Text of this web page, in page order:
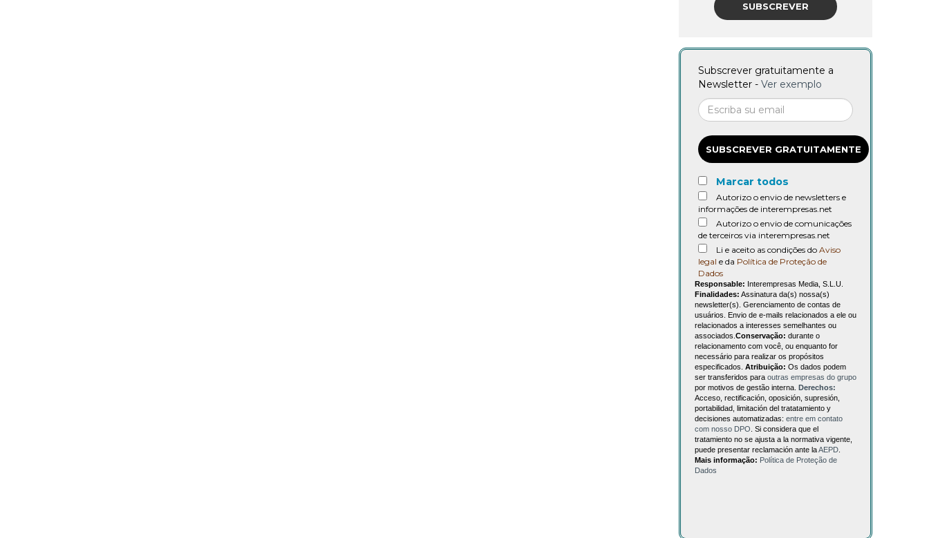
SUBSCREVER
Subscrever gratuitamente a
Newsletter - Ver exemplo
SUBSCREVER GRATUITAMENTE
Marcar todos
Autorizo o envio de newsletters e
informações de interempresas.net
Autorizo o envio de comunicações
de terceiros via interempresas.net
Li e aceito as condições do Aviso
legal e da Política de Proteção de
Dados
Responsable: Interempresas Media, S.L.U.
Finalidades: Assinatura da(s) nossa(s)
newsletter(s). Gerenciamento de contas de
usuários. Envio de e-mails relacionados a ele ou
relacionados a interesses semelhantes ou
associados. Conservação: durante o
relacionamento com você, ou enquanto for
necessário para realizar os propósitos
especificados. Atribuição: Os dados podem
ser transferidos para outras empresas do grupo
por motivos de gestão interna. Derechos:
Acceso, rectificación, oposición, supresión,
portabilidad, limitación del tratatamiento y
decisiones automatizadas: entre em contato
com nosso DPO . Si considera que el
tratamiento no se ajusta a la normativa vigente,
puede presentar reclamación ante laAEPD
Mais informação: Política de Proteção de
Dados